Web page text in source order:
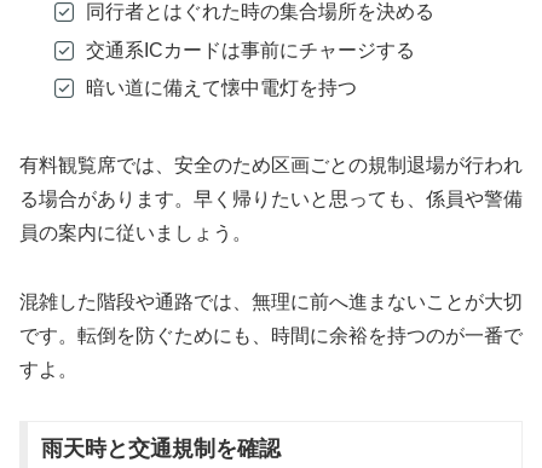
同行者とはぐれた時の集合場所を決める
交通系ICカードは事前にチャージする
暗い道に備えて懐中電灯を持つ
有料観覧席では、安全のため区画ごとの規制退場が行われ
る場合があります。早く帰りたいと思っても、係員や警備
員の案内に従いましょう。
混雑した階段や通路では、無理に前へ進まないことが大切
です。転倒を防ぐためにも、時間に余裕を持つのが一番で
すよ。
雨天時と交通規制を確認